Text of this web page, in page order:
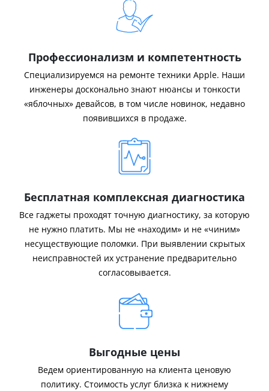
Профессионализм и компетентность
Специализируемся на ремонте техники Apple. Наши
инженеры досконально знают нюансы и тонкости
«яблочных» девайсов, в том числе новинок, недавно
появившихся в продаже.
Бесплатная комплексная диагностика
Все гаджеты проходят точную диагностику, за которую
не нужно платить. Мы не «находим» и не «чиним»
несуществующие поломки. При выявлении скрытых
неисправностей их устранение предварительно
согласовывается.
Выгодные цены
Ведем ориентированную на клиента ценовую
политику. Стоимость услуг близка к нижнему